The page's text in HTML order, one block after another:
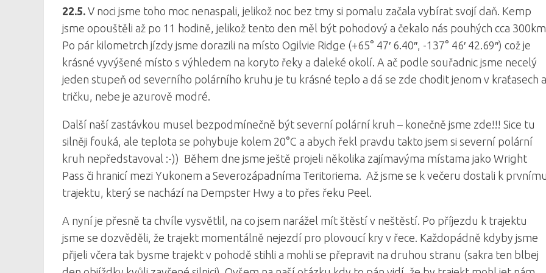
22.5. V noci jsme toho moc nenaspali, jelikož noc bez tmy si pomalu začala vybírat svojí daň. Kemp
jsme opouštěli až po 11 hodině, jelikož tento den měl být pohodový a čekalo nás pouhých cca
Po pár kilometrch jízdy jsme dorazili na místo Ogilvie Ridge (+65° 47′ 6.40″, -137° 46′ 42.69″) což je
krásné vyvýšené místo s výhledem na koryto řeky a daleké okolí. A ač podle souřadnic jsme necelý
jeden stupeň od severního polárního kruhu je tu krásné teplo a dá se zde chodit jenom v kraťasech a
tričku, nebe je azurově modré.
Další naší zastávkou musel bezpodmínečně být severní polární kruh – konečně jsme zde!!! Sice tu
silněji fouká, ale teplota se pohybuje kolem 20°C a abych řekl pravdu takto jsem si severní polární
kruh nepředstavoval :-)) Během dne jsme ještě projeli několika zajímavýma místama jako Wright
Pass či hranicí mezi Yukonem a Severozápadníma Teritoriema. Až jsme se k večeru dostali k prvnímu
trajektu, který se nachází na Dempster Hwy a to přes řeku Peel.
A nyní je přesně ta chvíle vysvětlil, na co jsem narážel mít štěstí v neštěstí. Po příjezdu k trajektu
jsme se dozvěděli, že trajekt momentálně nejezdí pro plovoucí kry v řece. Každopádně kdyby jsme
přijeli včera tak bysme trajekt v pohodě stihli a mohli se přepravit na druhou stranu (sakra ten blbej